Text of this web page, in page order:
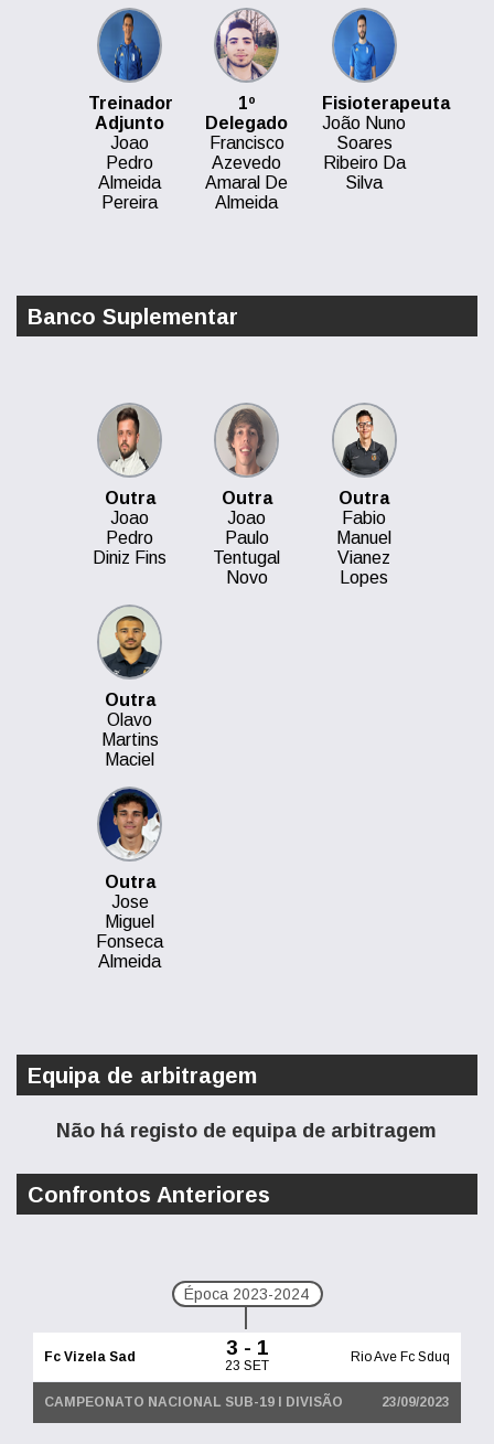
Treinador
Adjunto
Joao
Pedro
Almeida
Pereira
1º
Delegado
Francisco
Azevedo
Amaral De
Almeida
Fisioterapeuta
João Nuno
Soares
Ribeiro Da
Silva
Banco Suplementar
Outra
Joao
Pedro
Diniz Fins
Outra
Joao
Paulo
Tentugal
Novo
Outra
Fabio
Manuel
Vianez
Lopes
Outra
Olavo
Martins
Maciel
Outra
Jose
Miguel
Fonseca
Almeida
Equipa de arbitragem
Não há registo de equipa de arbitragem
Confrontos Anteriores
Época 2023-2024
Fc Vizela Sad 3 - 1
23 SET
Rio Ave Fc Sduq
CAMPEONATO NACIONAL SUB-19 I DIVISÃO 23/09/2023